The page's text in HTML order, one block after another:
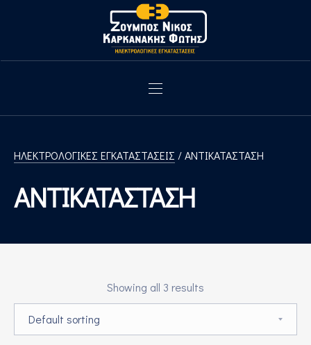
MAIN NAVIGATION
ΗΛΕΚΤΡΟΛΟΓΙΚΕΣ ΕΓΚΑΤΑΣΤΑΣΕΙΣ / ΑΝΤΙΚΑΤΑΣΤΑΣΗ
ΑΝΤΙΚΑΤΑΣΤΑΣΗ
Showing all 3 results
Shop order